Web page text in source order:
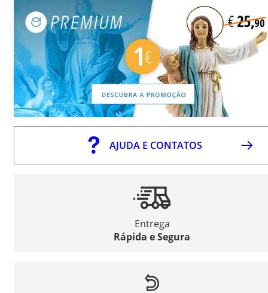
AJUDA E CONTATOS
Entrega
Rápida e Segura